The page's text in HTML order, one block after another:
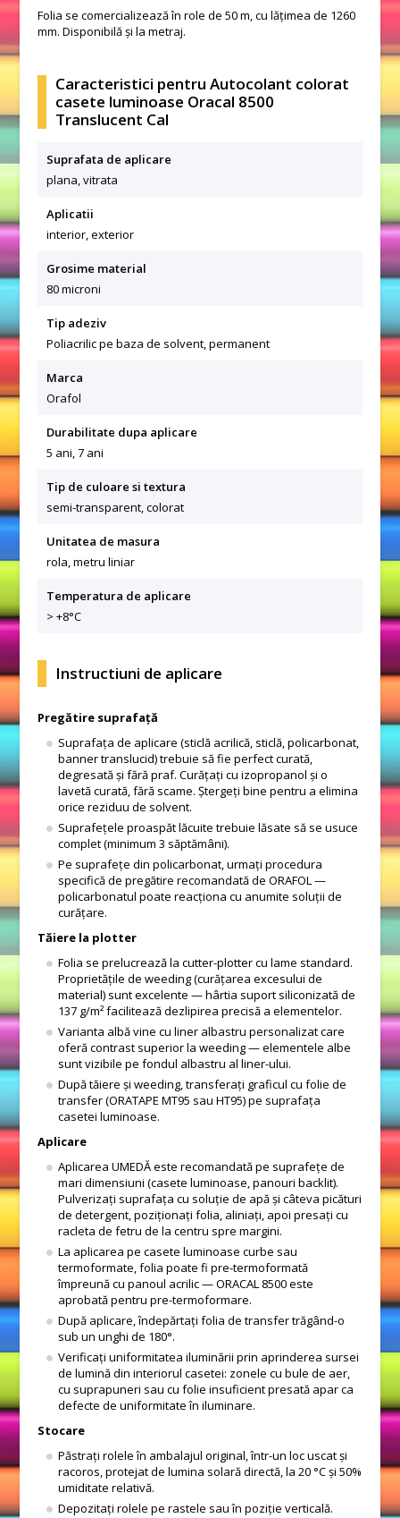
Folia se comercializează în role de 50 m, cu lățimea de 1260
mm. Disponibilă și la metraj.
Caracteristici pentru Autocolant colorat
casete luminoase Oracal 8500
Translucent Cal
Suprafata de aplicare
plana, vitrata
Aplicatii
interior, exterior
Grosime material
80 microni
Tip adeziv
Poliacrilic pe baza de solvent, permanent
Marca
Orafol
Durabilitate dupa aplicare
5 ani, 7 ani
Tip de culoare si textura
semi-transparent, colorat
Unitatea de masura
rola, metru liniar
Temperatura de aplicare
> +8°C
Instructiuni de aplicare
Pregătire suprafață
Suprafața de aplicare (sticlă acrilică, sticlă, policarbonat,
banner translucid) trebuie să fie perfect curată,
degresată și fără praf. Curățați cu izopropanol și o
lavetă curată, fără scame. Ștergeți bine pentru a elimina
orice reziduu de solvent.
Suprafețele proaspăt lăcuite trebuie lăsate să se usuce
complet (minimum 3 săptămâni).
Pe suprafețe din policarbonat, urmați procedura
specifică de pregătire recomandată de ORAFOL —
policarbonatul poate reacționa cu anumite soluții de
curățare.
Tăiere la plotter
Folia se prelucrează la cutter-plotter cu lame standard.
Proprietățile de weeding (curățarea excesului de
material) sunt excelente — hârtia suport siliconizată de
137 g/m² facilitează dezlipirea precisă a elementelor.
Varianta albă vine cu liner albastru personalizat care
oferă contrast superior la weeding — elementele albe
sunt vizibile pe fondul albastru al liner-ului.
După tăiere și weeding, transferați graficul cu folie de
transfer (ORATAPE MT95 sau HT95) pe suprafața
casetei luminoase.
Aplicare
Aplicarea UMEDĂ este recomandată pe suprafețe de
mari dimensiuni (casete luminoase, panouri backlit).
Pulverizați suprafața cu soluție de apă și câteva picături
de detergent, poziționați folia, aliniați, apoi presați cu
racleta de fetru de la centru spre margini.
La aplicarea pe casete luminoase curbe sau
termoformate, folia poate fi pre-termoformată
împreună cu panoul acrilic — ORACAL 8500 este
aprobată pentru pre-termoformare.
După aplicare, îndepărtați folia de transfer trăgând-o
sub un unghi de 180°.
Verificați uniformitatea iluminării prin aprinderea sursei
de lumină din interiorul casetei: zonele cu bule de aer,
cu suprapuneri sau cu folie insuficient presată apar ca
defecte de uniformitate în iluminare.
Stocare
Păstrați rolele în ambalajul original, într-un loc uscat și
racoros, protejat de lumina solară directă, la 20 °C și 50%
umiditate relativă.
Depozitați rolele pe rastele sau în poziție verticală.